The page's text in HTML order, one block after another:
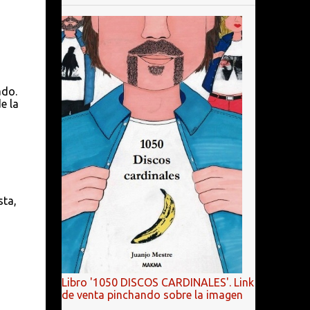
la
Libro '1050 DISCOS CARDINALES'. Link
de venta pinchando sobre la imagen